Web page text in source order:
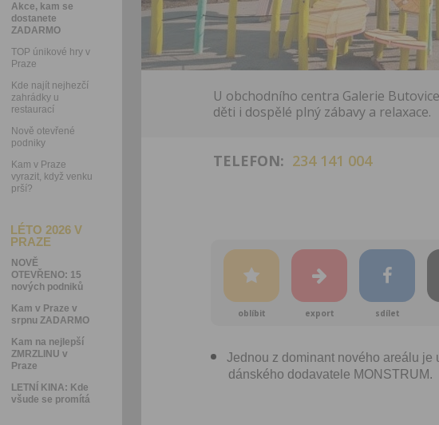
Akce, kam se
dostanete
ZADARMO
TOP únikové hry v
Praze
Kde najít nejhezčí
zahrádky u
restaurací
Nově otevřené
podniky
Kam v Praze
vyrazit, když venku
prší?
LÉTO 2026 V
PRAZE
NOVĚ
OTEVŘENO: 15
nových podniků
Kam v Praze v
srpnu ZADARMO
Kam na nejlepší
ZMRZLINU v
Praze
LETNÍ KINA: Kde
všude se promítá
U obchodního centra Galerie
děti i dospělé plný zábavy a relaxace.
TELEFON: 234 141 004
oblíbit export sdílet
Jednou z dominant nového areálu je
dánského dodavatele MONSTRUM.